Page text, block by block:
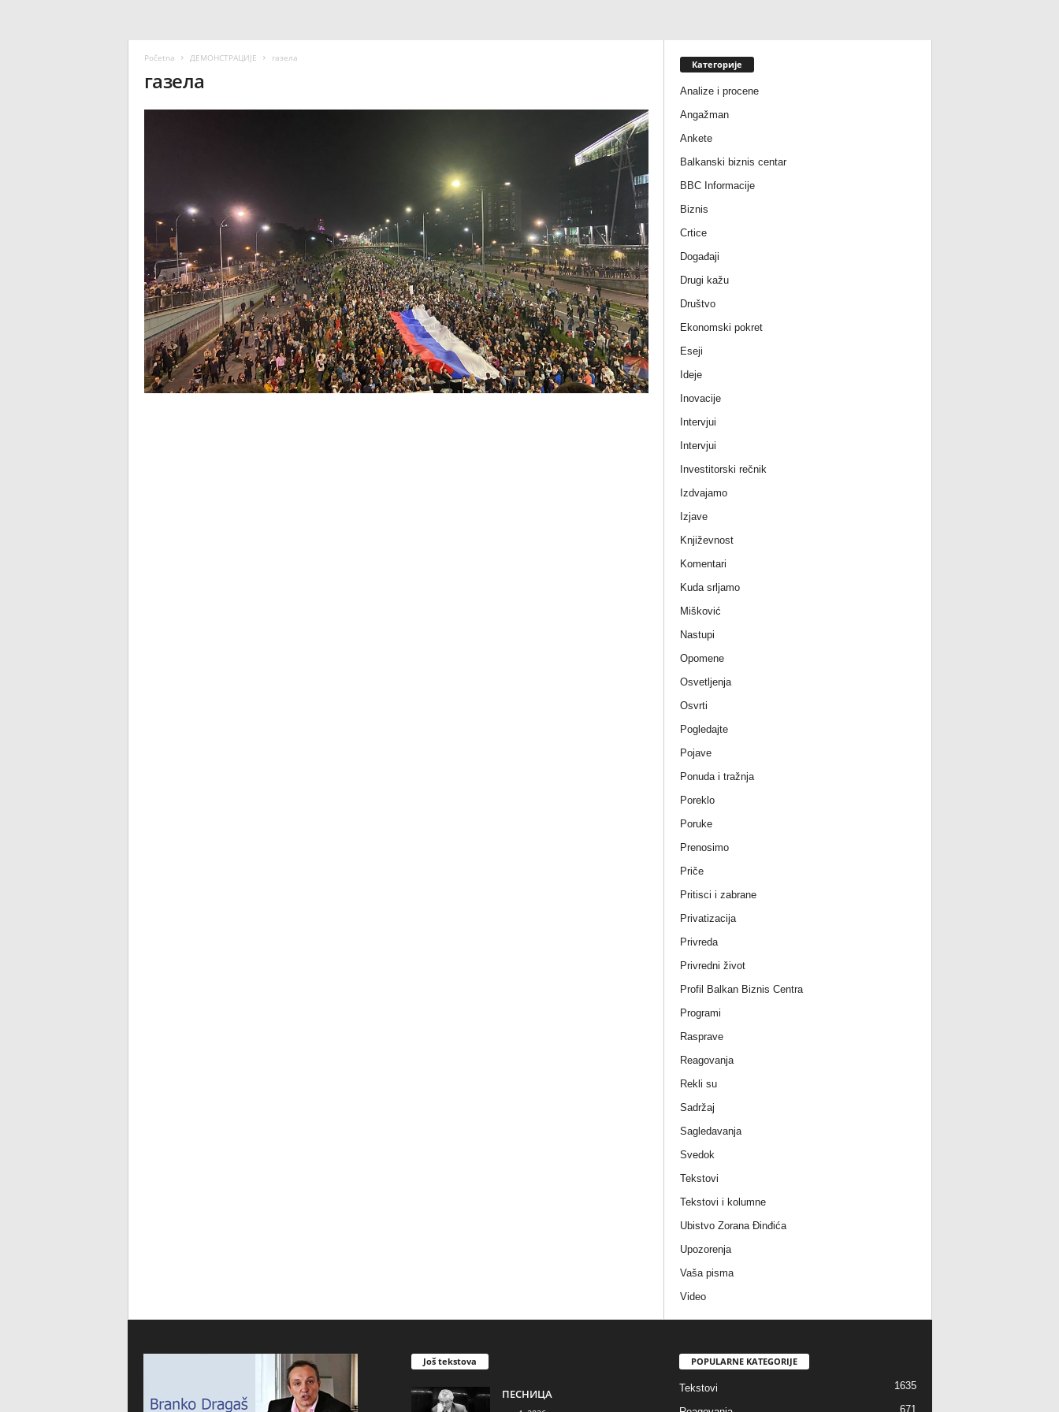
Početna ДЕМОНСТРАЦИЈЕ газела
газела
Категорије
Analize i procene
Angažman
Ankete
Balkanski biznis centar
BBC Informacije
Biznis
Crtice
Događaji
Drugi kažu
Društvo
Ekonomski pokret
Eseji
Ideje
Inovacije
Intervjui
Intervjui
Investitorski rečnik
Izdvajamo
Izjave
Književnost
Komentari
Kuda srljamo
Mišković
Nastupi
Opomene
Osvetljenja
Osvrti
Pogledajte
Pojave
Ponuda i tražnja
Poreklo
Poruke
Prenosimo
Priče
Pritisci i zabrane
Privatizacija
Privreda
Privredni život
Profil Balkan Biznis Centra
Programi
Rasprave
Reagovanja
Rekli su
Sadržaj
Sagledavanja
Svedok
Tekstovi
Tekstovi i kolumne
Ubistvo Zorana Đinđića
Upozorenja
Vaša pisma
Video
Još tekstova
ПЕСНИЦА
POPULARNE KATEGORIJE
Tekstovi 1635
671